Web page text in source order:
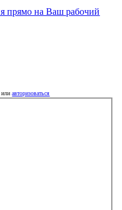
илиавторизоваться